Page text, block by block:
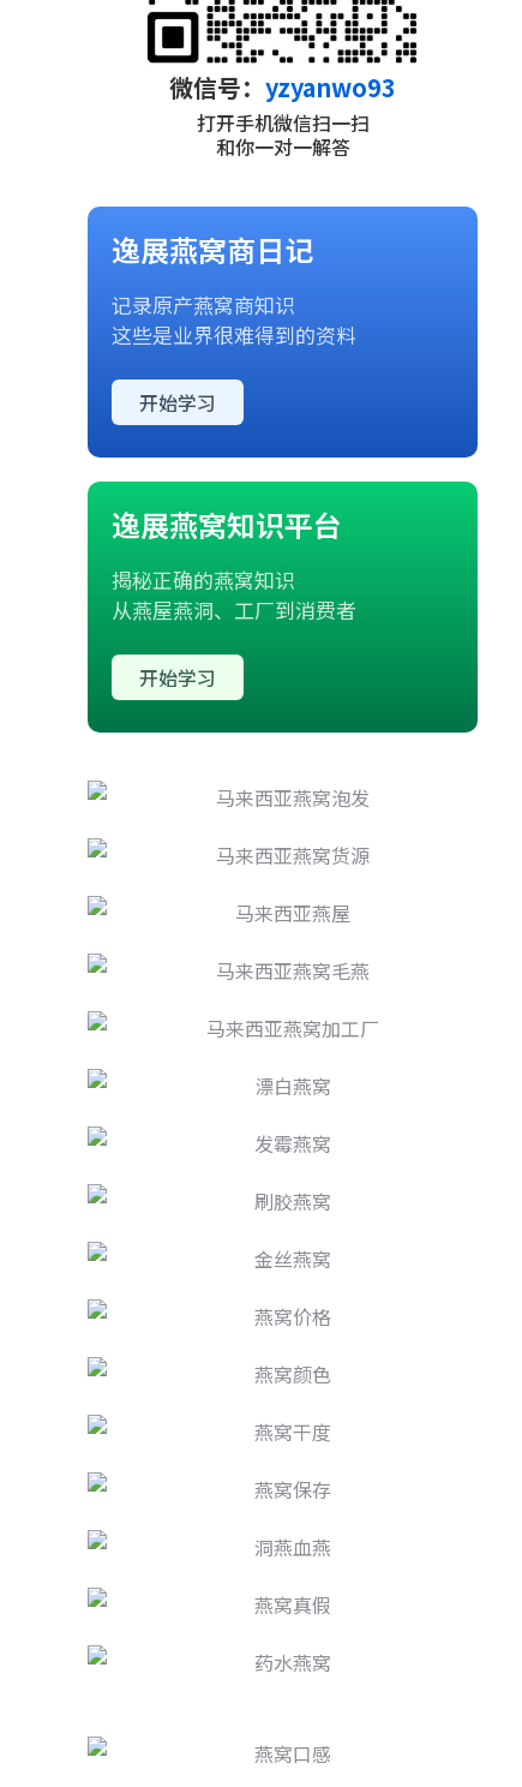
微信号： yzyanwo93
打开手机微信扫一扫
和你一对一解答
逸展燕窝商日记
记录原产燕窝商知识
这些是业界很难得到的资料
开始学习
逸展燕窝知识平台
揭秘正确的燕窝知识
从燕屋燕洞、工厂到消费者
开始学习